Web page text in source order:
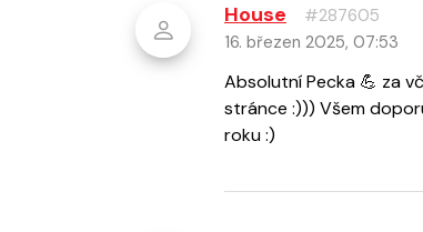
House
#287605
16. březen 2025, 07:53
Absolutní Pecka 💪 za
stránce :))) Všem
roku :)